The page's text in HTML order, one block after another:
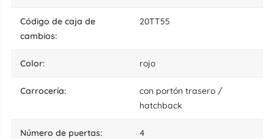
código de caja de
cambios:
20TT55
color: rojo
carrocería:
con portón trasero /
hatchback
número de puertas: 4